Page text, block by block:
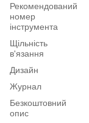
Рекомендований
номер
інструмента
Щільність
в'язання
Дизайн
Журнал
Безкоштовний
опис